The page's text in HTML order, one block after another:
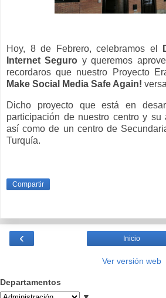
Hoy, 8 de Febrero, celebramos el
Internet Seguro y queremos
recordaros que nuestro Proyecto
Make Social Media Safe Again!
Dicho proyecto que está en
participación de nuestro centro y su
así como de un centro de
Turquía.
Compartir
‹ Inicio
Ver versión web
Departamentos